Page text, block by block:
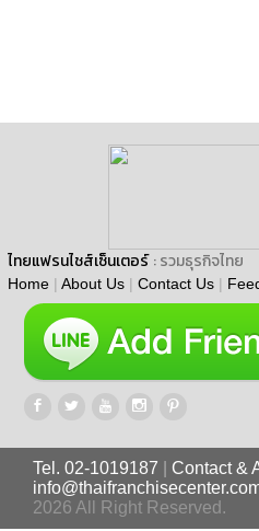
ไทยแฟรนไชส์เซ็นเตอร์ : รวมธุรกิจไทย
Home | About Us | Contact Us |
Tel. 02-1019187
Contact &
2026 All Right Reserved.